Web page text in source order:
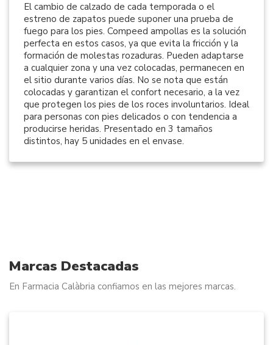
El cambio de calzado de cada temporada o el
estreno de zapatos puede suponer una prueba de
fuego para los pies. Compeed ampollas es la solución
perfecta en estos casos, ya que evita la fricción y la
formación de molestas rozaduras. Pueden adaptarse
a cualquier zona y una vez colocadas, permanecen en
el sitio durante varios días. No se nota que están
colocadas y garantizan el confort necesario, a la vez
que protegen los pies de los roces involuntarios. Ideal
para personas con pies delicados o con tendencia a
producirse heridas. Presentado en 3 tamaños
distintos, hay 5 unidades en el envase.
Marcas Destacadas
En Farmacia Calàbria confiamos en las mejores marcas.